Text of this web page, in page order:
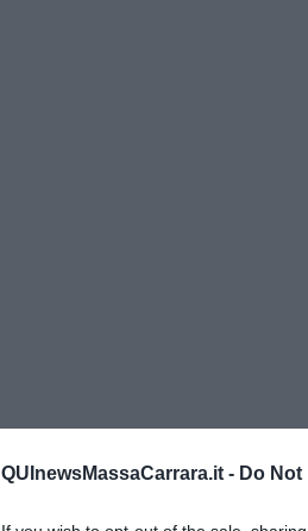
QUInewsMassaCarrara.it - Do